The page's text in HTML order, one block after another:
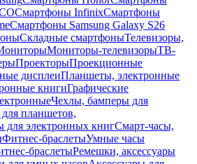
Смартфоны InfinixСмартфоны
Смартфоны Samsung Galaxy S26
Складные смартфоныТелевизоры,
Мониторы-телевизорыТВ-
ПроекторыПроекционные
дисплеиПланшеты, электронные
книгиГрафические
Чехлы, бамперы для
планшетов,
для электронных книгСмарт-часы,
Фитнес-браслетыУмные часы
браслетыРемешки, аксессуары